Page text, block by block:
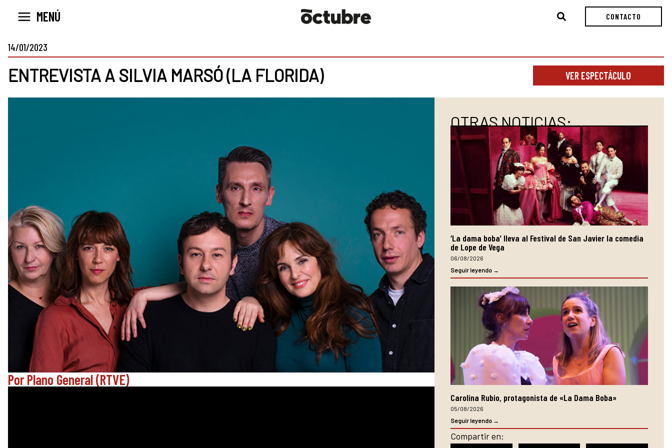
MENÚ Buscar CONTACTO
14/01/2023
ENTREVISTA A SILVIA MARSÓ (LA FLORIDA) VER ESPECTÁCULO
Por Plano General (RTVE)
OTRAS NOTICIAS:
‘La dama boba’ lleva al Festival de San Javier la comedia
de Lope de Vega
06/08/2026
Seguir leyendo →
Carolina Rubio, protagonista de «La Dama Boba»
05/08/2026
Seguir leyendo →
Compartir en: